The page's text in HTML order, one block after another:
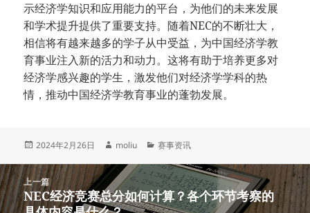
示经济学知识和应用能力的平台，为他们的未来发展
和学术提升提供了重要支持。随着NEC的不断壮大，
相信将有越来越多的学子从中受益，为中国经济学教
育事业注入新的活力和动力。这将有助于培养更多对
经济学感兴趣的学生，激发他们对经济学学科的热
情，推动中国经济学教育事业的蓬勃发展。
发
于
2024年2月26日
作
moliu
分
赛事资讯
文
章
导
上一篇
上
NEC经济竞赛总分如何计算？各个环节考察的